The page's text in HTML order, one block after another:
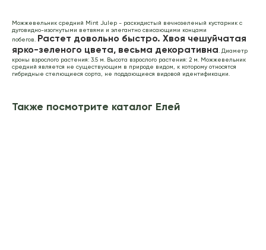
Можжевельник средний Mint Julep - раскидистый вечнозеленый кустарник с
дуговидно-изогнутыми ветвями и элегантно свисающими концами
побегов.
Растет довольно быстро. Хвоя чешуйчатая
ярко-зеленого цвета, весьма декоративна . Диаметр
кроны взрослого растения: 3.5 м. Высота взрослого растения: 2 м. Можжевельник
средний является не существующим в природе видом, к которому относятся
гибридные стелющиеся сорта, не поддающиеся видовой идентификации.
Также посмотрите каталог Елей